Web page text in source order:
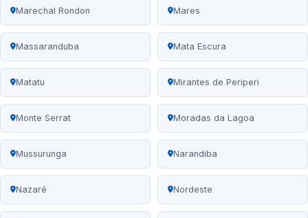
Marechal Rondon Mares
Massaranduba Mata Escura
Matatu Mirantes de Periperi
Monte Serrat Moradas da Lagoa
Mussurunga Narandiba
Nazaré Nordeste